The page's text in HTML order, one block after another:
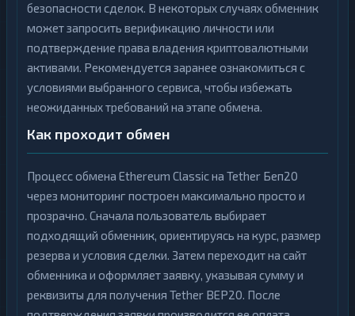
безопасности сделок. В некоторых случаях обменник
может запросить верификацию личности или
подтверждение права владения криптовалютными
активами. Рекомендуется заранее ознакомиться с
условиями выбранного сервиса, чтобы избежать
неожиданных требований на этапе обмена.
Как проходит обмен
Процесс обмена Ethereum Classic на Tether Беп20
через мониторинг построен максимально просто и
прозрачно. Сначала пользователь выбирает
подходящий обменник, ориентируясь на курс, размер
резерва и условия сделки. Затем переходит на сайт
обменника и оформляет заявку, указывая сумму и
реквизиты для получения Tether BEP20. После